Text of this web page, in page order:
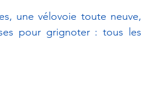
une vélovoie toute neuve,
pour grignoter : tous les